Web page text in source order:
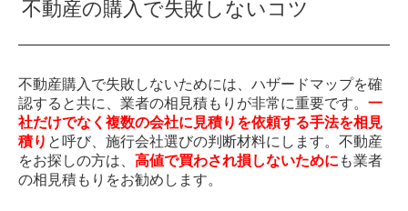
不動産の購入で失敗しないコツ
不動産購入で失敗しないためには、ハザードマップを確
認すると共に、業者の相見積もりが非常に重要です。 一
社だけでなく複数の会社に見積りを依頼する手法を相見
積り と呼び、施行会社選びの判断材料にします。不動産
をお探しの方は、 高値で買わされ損しないために も業者
の相見積もりをお勧めします。